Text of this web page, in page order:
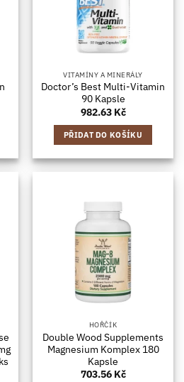
VITAMÍNY A MINERÁLY
Doctor’s Best Multi-Vitamin
90 Kapsle
982.63 Kč
PŘIDAT DO KOŠÍKU
HOŘČÍK
Double Wood Supplements
Magnesium Komplex 180
Kapsle
703.56 Kč